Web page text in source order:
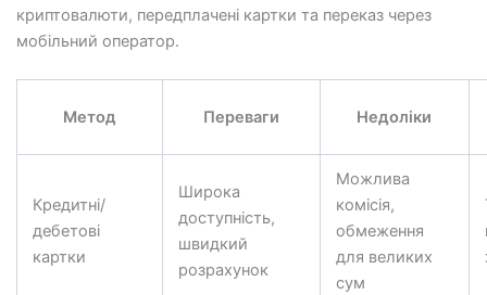
криптовалюти, передплачені картки та переказ через
мобільний оператор.
Метод Переваги Недоліки
Кредитні/
дебетові
картки
Широка
доступність,
швидкий
розрахунок
Можлива
комісія,
обмеження
для великих
сум